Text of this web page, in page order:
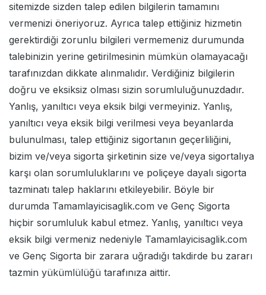
sitemizde sizden talep edilen bilgilerin tamamını
vermenizi öneriyoruz. Ayrıca talep ettiğiniz hizmetin
gerektirdiği zorunlu bilgileri vermemeniz durumunda
talebinizin yerine getirilmesinin mümkün olamayacağı
tarafınızdan dikkate alınmalıdır. Verdiğiniz bilgilerin
doğru ve eksiksiz olması sizin sorumluluğunuzdadır.
Yanlış, yanıltıcı veya eksik bilgi vermeyiniz. Yanlış,
yanıltıcı veya eksik bilgi verilmesi veya beyanlarda
bulunulması, talep ettiğiniz sigortanın geçerliliğini,
bizim ve/veya sigorta şirketinin size ve/veya sigortalıya
karşı olan sorumluluklarını ve poliçeye dayalı sigorta
tazminatı talep haklarını etkileyebilir. Böyle bir
durumda Tamamlayicisaglik.com ve Genç Sigorta
hiçbir sorumluluk kabul etmez. Yanlış, yanıltıcı veya
eksik bilgi vermeniz nedeniyle Tamamlayicisaglik.com
ve Genç Sigorta bir zarara uğradığı takdirde bu zararı
tazmin yükümlülüğü tarafınıza aittir.